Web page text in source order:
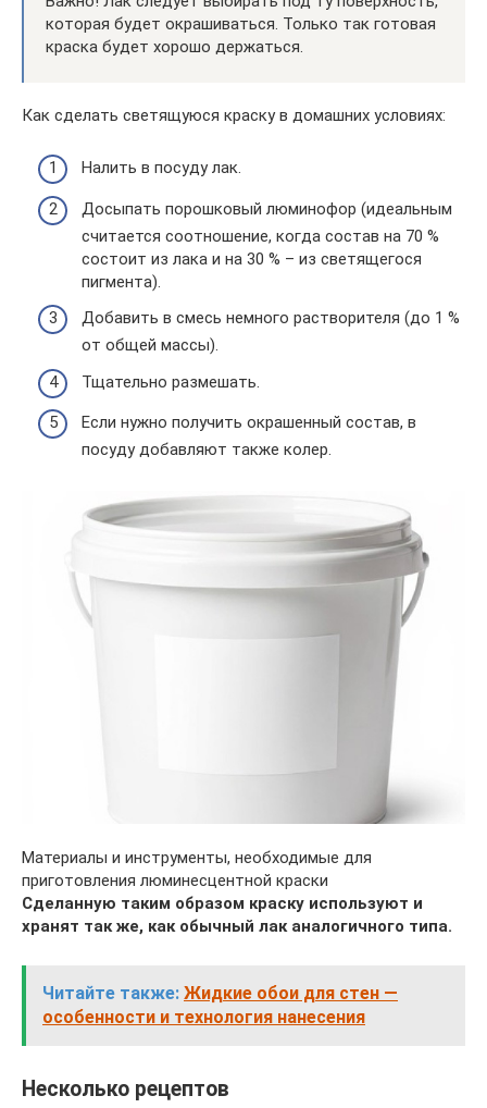
которая будет окрашиваться. Только так готовая
краска будет хорошо держаться.
Как сделать светящуюся краску в домашних условиях:
Налить в посуду лак.
Досыпать порошковый люминофор (идеальным
считается соотношение, когда состав на 70 %
состоит из лака и на 30 % – из светящегося
пигмента).
Добавить в смесь немного растворителя (до 1 %
от общей массы).
Тщательно размешать.
Если нужно получить окрашенный состав, в
посуду добавляют также колер.
Материалы и инструменты, необходимые для
приготовления люминесцентной краски
Сделанную таким образом краску используют и
хранят так же, как обычный лак аналогичного типа.
Читайте также: Жидкие обои для стен —
особенности и технология нанесения
Несколько рецептов